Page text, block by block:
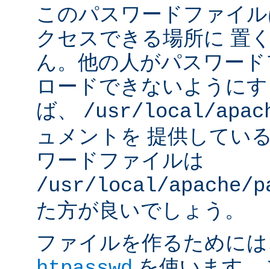
このパスワードファイ
クセスできる場所に 置
ん。他の人がパスワー
ロードできないように
ば、 /usr/local/
ュメントを 提供してい
ワードファイルは
/usr/local/apache/
た方が良いでしょう。
ファイルを作るために